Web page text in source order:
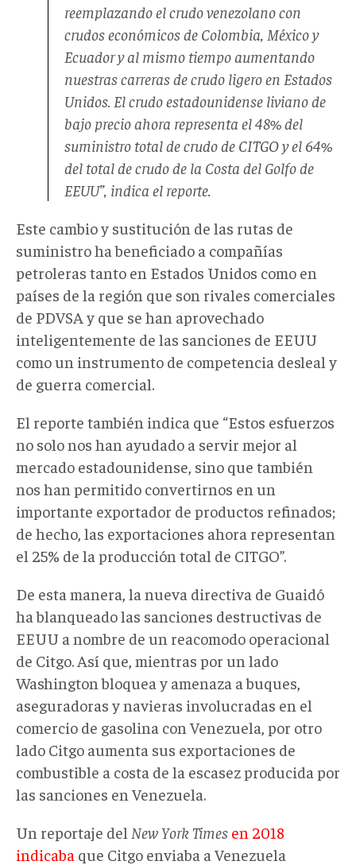
reemplazando el crudo venezolano con
crudos económicos de Colombia, México y
Ecuador y al mismo tiempo aumentando
nuestras carreras de crudo ligero en Estados
Unidos. El crudo estadounidense liviano de
bajo precio ahora representa el 48% del
suministro total de crudo de CITGO y el 64%
del total de crudo de la Costa del Golfo de
EEUU”, indica el reporte.
Este cambio y sustitución de las rutas de
suministro ha beneficiado a compañías
petroleras tanto en Estados Unidos como en
países de la región que son rivales comerciales
de PDVSA y que se han aprovechado
inteligentemente de las sanciones de EEUU
como un instrumento de competencia desleal y
de guerra comercial.
El reporte también indica que “Estos esfuerzos
no solo nos han ayudado a servir mejor al
mercado estadounidense, sino que también
nos han permitido convertirnos en un
importante exportador de productos refinados;
de hecho, las exportaciones ahora representan
el 25% de la producción total de CITGO”.
De esta manera, la nueva directiva de Guaidó
ha blanqueado las sanciones destructivas de
EEUU a nombre de un reacomodo operacional
de Citgo. Así que, mientras por un lado
Washington bloquea y amenaza a buques,
aseguradoras y navieras involucradas en el
comercio de gasolina con Venezuela, por otro
lado Citgo aumenta sus exportaciones de
combustible a costa de la escasez producida por
las sanciones en Venezuela.
Un reportaje del New York Times en 2018
indicaba que Citgo enviaba a Venezuela